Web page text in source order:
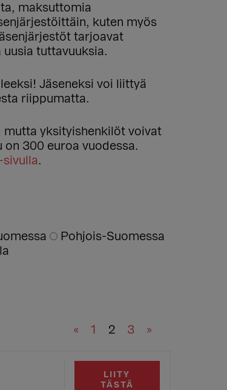
maksuttomia
kuten myös
tarjoavat
tuttavuuksia.
Jäseneksi voi liittyä
riippumatta.
mutta yksityishenkilöt voivat
on 300 euroa vuodessa.
sivulla.
Pohjois-Suomessa
« 1 2 3 »
LIITY
TÄSTÄ